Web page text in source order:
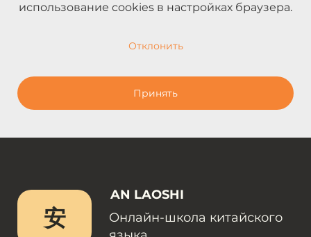
использование cookies в настройках браузера.
Отклонить
Принять
安
AN LAOSHI
Онлайн-школа китайского